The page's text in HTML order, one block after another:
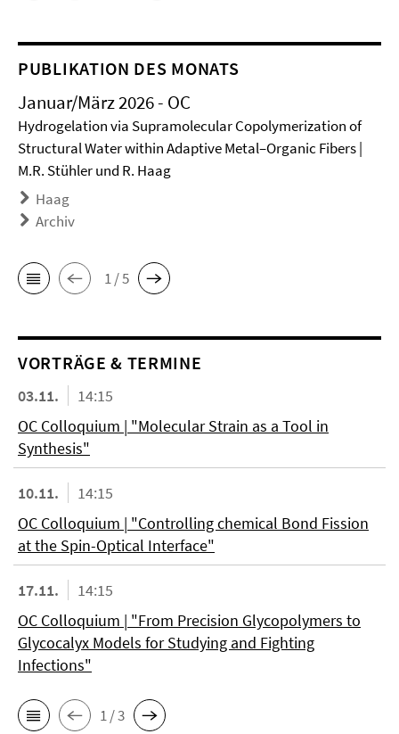
PUBLIKATION DES MONATS
Januar/März 2026 - OC
Hydrogelation via Supramolecular Copolymerization of
Structural Water within Adaptive Metal–Organic Fibers |
M.R. Stühler und R. Haag
Haag
Archiv
1 / 5
VORTRÄGE & TERMINE
03.11.
14:15
OC Colloquium | "Molecular Strain as a Tool in
Synthesis"
10.11.
14:15
OC Colloquium | "Controlling chemical Bond Fission
at the Spin-Optical Interface"
17.11.
14:15
OC Colloquium | "From Precision Glycopolymers to
Glycocalyx Models for Studying and Fighting
Infections"
1 / 3